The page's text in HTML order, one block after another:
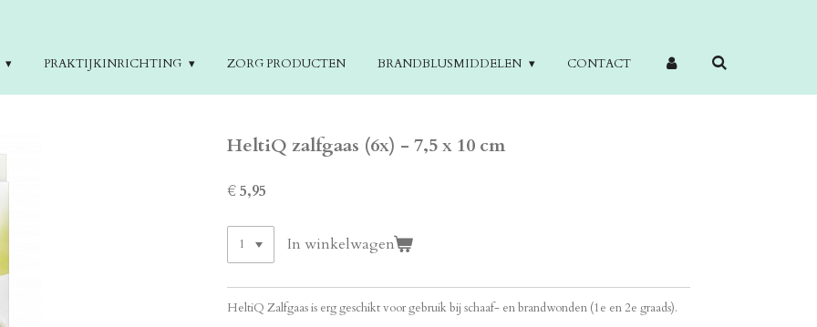
PRAKTIJKINRICHTING ZORG PRODUCTEN BRANDBLUSMIDDELEN CONTACT
HeltiQ zalfgaas (6x) - 7,5 x 10 cm
€ 5,95
In winkelwagen
HeltiQ Zalfgaas is erg geschikt voor gebruik bij schaaf- en brandwonden (1e en 2e graads).